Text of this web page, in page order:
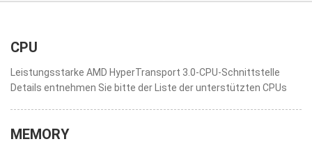
CPU
Leistungsstarke AMD HyperTransport 3.0-CPU-Schnittstelle
Details entnehmen Sie bitte der Liste der unterstützten CPUs
MEMORY